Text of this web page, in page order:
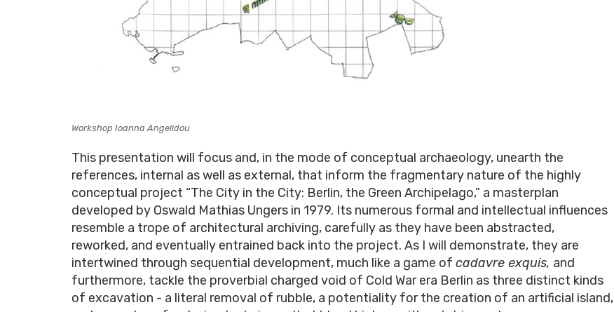
Workshop Ioanna Angelidou
This presentation will focus and, in the mode of conceptual archaeology, unearth the
references, internal as well as external, that inform the fragmentary nature of the highly
conceptual project “The City in the City: Berlin, the Green Archipelago,” a masterplan
developed by Oswald Mathias Ungers in 1979. Its numerous formal and intellectual influences
resemble a trope of architectural archiving, carefully as they have been abstracted,
reworked, and eventually entrained back into the project. As I will demonstrate, they are
intertwined through sequential development, much like a game of cadavre exquis, and
furthermore, tackle the proverbial charged void of Cold War era Berlin as three distinct kinds
of excavation - a literal removal of rubble, a potentiality for the creation of an artificial island,